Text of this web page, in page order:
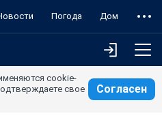
Погода Дом
cookie-
свое
Согласен